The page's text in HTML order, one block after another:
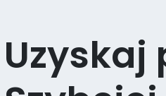
Uzyskaj